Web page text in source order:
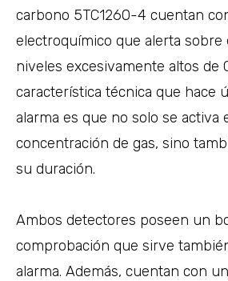
carbono 5TC1260-4 cuentan
electroquímico que alerta sobre
niveles excesivamente altos de
característica técnica que hace
alarma es que no solo se activa
concentración de gas, sino
su duración.
Ambos detectores poseen un
comprobación que sirve
alarma. Además, cuentan con